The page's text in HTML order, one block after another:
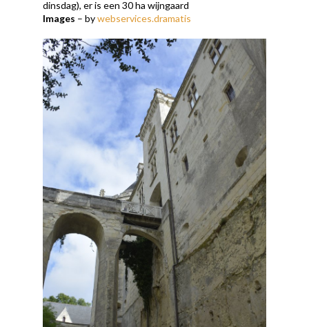
dinsdag), er is een 30 ha wijngaard
Images – bywebservices.dramatis